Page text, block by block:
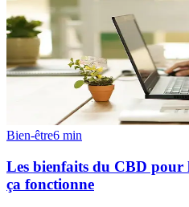
Bien-être6 min
Les bienfaits du CBD pour
ça fonctionne